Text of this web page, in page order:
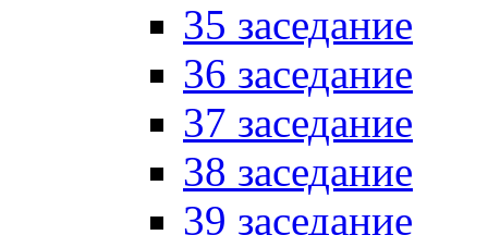
35 заседание
36 заседание
37 заседание
38 заседание
39 заседание